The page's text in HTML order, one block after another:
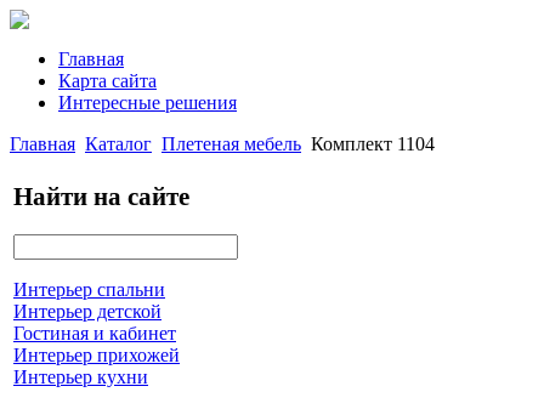
Главная
Карта сайта
Интересные решения
Главная Каталог Плетеная мебель Комплект 1104
Найти на сайте
Интерьер спальни
Интерьер детской
Гостиная и кабинет
Интерьер прихожей
Интерьер кухни